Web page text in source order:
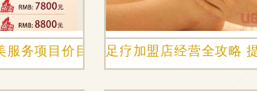
服务项目价目表手机海报 免费下载 促销
足疗加盟店经营全攻略